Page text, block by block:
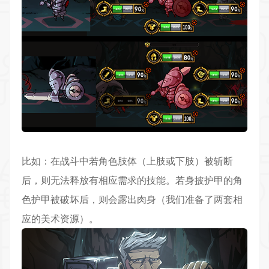
比如：在战斗中若角色肢体（上肢或下肢）被斩断
后，则无法释放有相应需求的技能。若身披护甲的角
色护甲被破坏后，则会露出肉身（我们准备了两套相
应的美术资源）。